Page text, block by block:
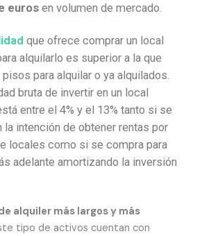
euros en volumen de mercado.
que ofrece comprar un local
alquilarlo es superior a la que
para alquilar o ya alquilados.
bruta de invertir en un local
entre el 4% y el 13% tanto si se
la intención de obtener rentas por
locales como si se compra para
adelante amortizando la inversión
alquiler más largos y más
tipo de activos cuentan con